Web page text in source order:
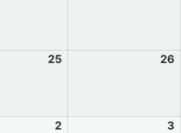
25 26
2 3